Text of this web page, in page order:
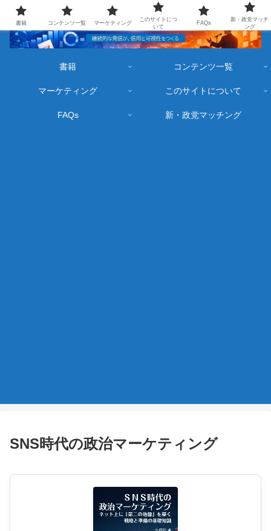
書籍 コンテンツ一覧
マーケティング このサイトについて
FAQs 新・政党マッチング
SNS時代の政治マーケティング
書籍 コンテンツ一覧 マーケティング
このサイトにつ
いて
FAQs
新・政党マッチ
ング